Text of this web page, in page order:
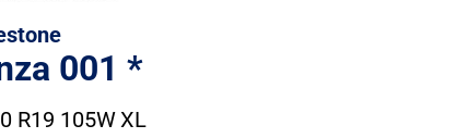
001 *
R19 105WXL